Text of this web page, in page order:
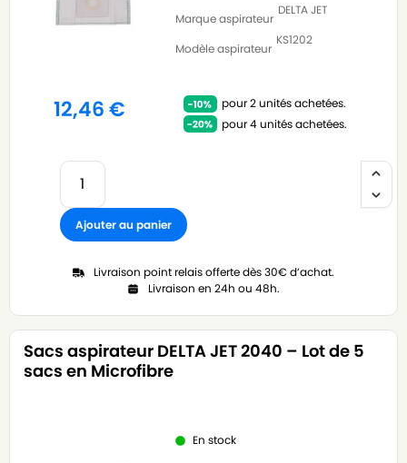
Marque aspirateur
DELTA JET
Modèle aspirateur
KS1202
12,46€
pour 2 unités achetées.
pour 4 unités achetées.
Ajouter au panier
Livraison point relais offerte dès 30€ d’achat.
Livraison en 24h ou 48h.
Sacs aspirateur DELTA JET 2040 – Lot de 5
sacs en Microfibre
En stock